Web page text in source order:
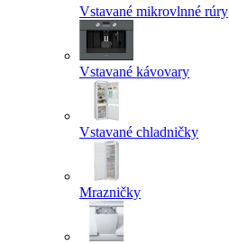
Vstavané mikrovlnné rúry
Vstavané kávovary
Vstavané chladničky
Mrazničky